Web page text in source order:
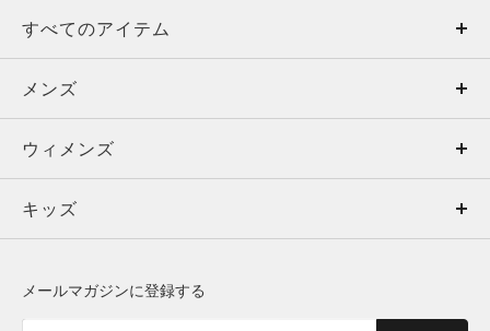
すべてのアイテム
メンズ
ウィメンズ
キッズ
メンズ
トップス
ボトムス
ウィメンズ
トップス
キッズ
メールマガジンに登録する